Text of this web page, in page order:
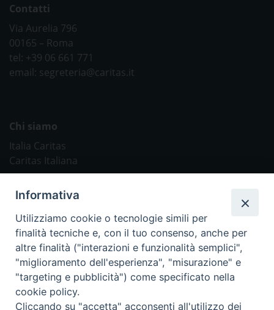
Contatti
Via Aurelia 796
00165 – Roma
tel: +39 06 661 771
email: segreteria@caritas.it
Chi siamo
Italia Caritas
Caritas Italiana
Caritas Internationalis
TV 2000
Inblu 2000
Avvenire
Sir
Informativa
Utilizziamo cookie o tecnologie simili per
finalità tecniche e, con il tuo consenso, anche per
altre finalità ("interazioni e funzionalità semplici",
"miglioramento dell'esperienza", "misurazione" e
"targeting e pubblicità") come specificato nella
cookie policy.
Cliccando su "accetta" acconsenti all'utilizzo dei